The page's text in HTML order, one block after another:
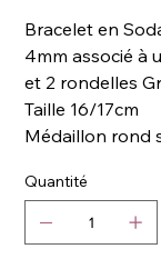
Bracelet en
4mm associé à
et 2 rondelles
Taille 16/17cm
Médaillon rond
Quantité